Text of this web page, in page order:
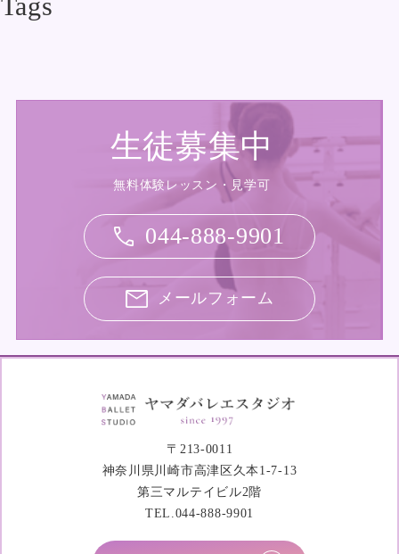
生徒募集中
無料体験レッスン・見学可
044-888-9901
メールフォーム
〒213-0011
神奈川県川崎市高津区久本1-7-13
第三マルテイビル2階
TEL.044-888-9901